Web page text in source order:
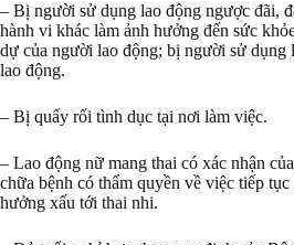
– Bị người sử dụng lao động ngược đãi,
hành vi khác làm ảnh hưởng đến sức
dự của người lao động; bị người sử dụng
lao động.
– Bị quấy rối tình dục tại nơi làm việc.
– Lao động nữ mang thai có xác nhận
chữa bệnh có thẩm quyền về việc tiếp tục
hưởng xấu tới thai nhi.